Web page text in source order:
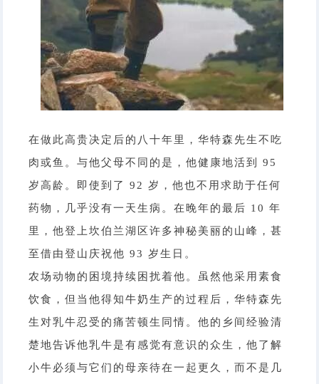
在做此高贵决定后的八十年里，华特森先生不吃
肉或鱼。与他父母不同的是，他健康地活到 95
岁高龄。即使到了 92 岁，他也不用求助于任何
药物，几乎没有一天生病。在晚年的最后 10 年
里，他登上坎伯兰湖区许多神秘美丽的山峰，甚
至借由登山庆祝他 93 岁生日。
农场动物的困境持续困扰着他。虽然他采用素食
饮食，但当他得知牛奶生产的过程后，华特森先
生对乳牛忍受的痛苦顿生同情。他的乡间经验清
楚地告诉他乳牛是有感觉有意识的众生，他了解
小牛必须与它们的母亲待在一起更久，而不是几